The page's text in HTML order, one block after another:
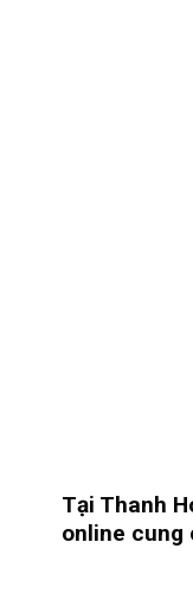
Tại Thanh
online cung